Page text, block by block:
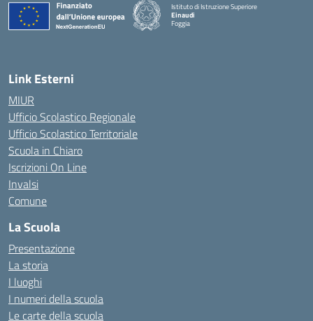
Istituto di Istruzione Superiore
Einaudi
Foggia
— Visita la pagina iniziale della scuola
Link Esterni
MIUR
Ufficio Scolastico Regionale
Ufficio Scolastico Territoriale
Scuola in Chiaro
Iscrizioni On Line
Invalsi
Comune
La Scuola
Presentazione
La storia
I luoghi
I numeri della scuola
Le carte della scuola